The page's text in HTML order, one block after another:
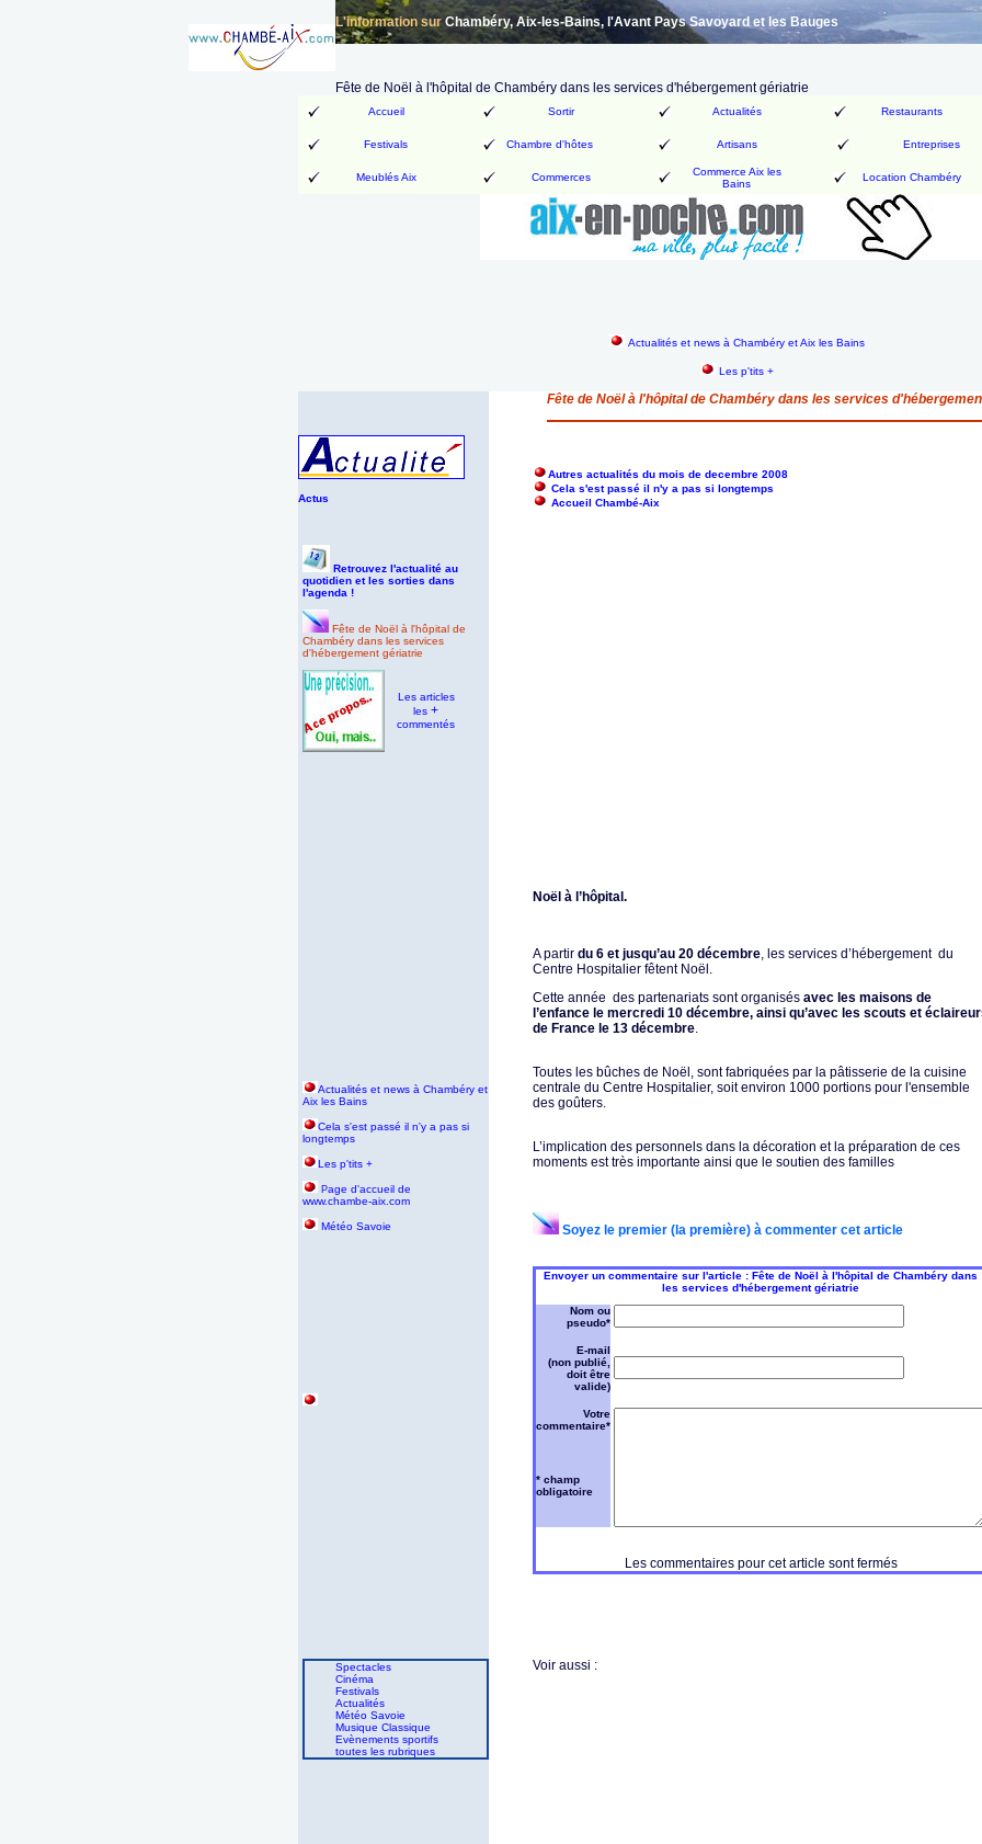
L'information surChambéry, Aix-les-Bains, l'Avant Pays Savoyard et les Bauges
Fête de Noël à l'hôpital de Chambéry dans les services d'hébergement gériatrie
Accueil Sortir Actualités Restaurants
Festivals Chambre d'hôtes Artisans Entreprises
Meublés Aix Commerces
Commerce Aix les
Bains
Location Chambéry
Actualités et news à Chambéry et Aix les Bains
Les p'tits +
Fête de Noël à l'hôpital de Chambéry dans les services
Actus
Autres actualités du mois de decembre 2008
Cela s'est passé il n'y a pas si longtemps
Accueil Chambé-Aix
Retrouvez l'actualité au
quotidien et les sorties dans
l'agenda !
Fête de Noël à l'hôpital de
Chambéry dans les services
d'hébergement gériatrie
Les articles
les +
commentés
Actualités et news à Chambéry et
Aix les Bains
Cela s'est passé il n'y a pas si
longtemps
Les p'tits +
Page d'accueil de
www.chambe-aix.com
Météo Savoie
Spectacles
Cinéma
Festivals
Actualités
Météo Savoie
Musique Classique
Evènements sportifs
toutes les rubriques
Noël à l’hôpital.
A partir du 6 et jusqu’au 20 décembre, les services d’hébergement du
Centre Hospitalier fêtent Noël.
Cette année des partenariats sont organisés avec les maisons de
l’enfance le mercredi 10 décembre, ainsi qu’avec les scouts et
de France le 13 décembre.
Toutes les bûches de Noël, sont fabriquées par la pâtisserie de la cuisine
centrale du Centre Hospitalier, soit environ 1000 portions pour l'ensemble
des goûters.
L’implication des personnels dans la décoration et la préparation de ces
moments est très importante ainsi que le soutien des familles
Soyez le premier (la première) à commenter cet article
Envoyer un commentaire sur l'article : Fête de Noël à l'hôpital de Chambéry dans
les services d'hébergement gériatrie
Nom ou
pseudo*
E-mail
(non publié,
doit être
valide)
Votre
commentaire*
* champ
obligatoire
Les commentaires pour cet article sont fermés
Voir aussi :